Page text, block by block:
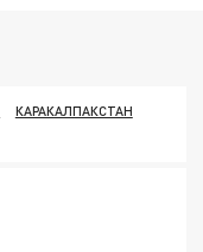
КАРАКАЛПАКСТАН